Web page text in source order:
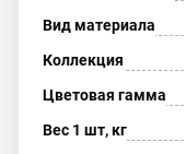
Вид материала
Коллекция
Цветовая гамма
Вес 1 шт, кг